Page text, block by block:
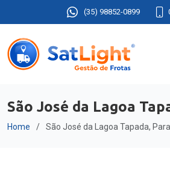
(35) 98852-0899
São José da Lagoa
Home São José da Lagoa Tapada,